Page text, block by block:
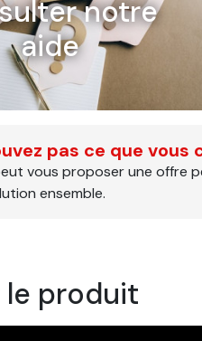
notre
aide
pas ce que vous
vous proposer une offre
ensemble.
le produit